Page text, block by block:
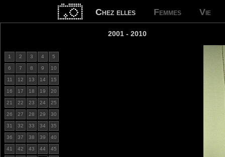
Chez elles Femmes Vie
2001 - 2010
1 2 3 4 5
6 7 8 9 10
11 12 13 14 15
16 17 18 19 20
21 22 23 24 25
26 27 28 29 30
31 32 33 34 35
36 37 38 39 40
41 42 43 44 45